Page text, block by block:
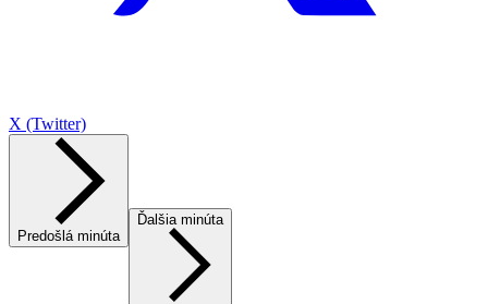
X (Twitter)
Predošlá minúta
Ďalšia minúta